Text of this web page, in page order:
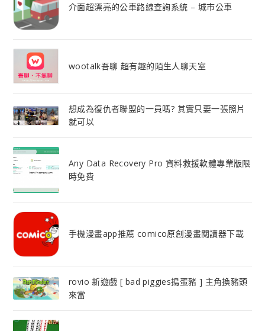
介面超漂亮的公車路線查詢系統 – 城市公車
wootalk吾聊 超有趣的陌生人聊天室
想成為復仇者聯盟的一員嗎? 其實只要一張照片
就可以
Any Data Recovery Pro 資料救援軟體專業版限
時免費
手機漫畫app推薦 comico原創漫畫閱讀器下載
rovio 新遊戲 [ bad piggies搗蛋豬 ] 主角換豬頭
來當